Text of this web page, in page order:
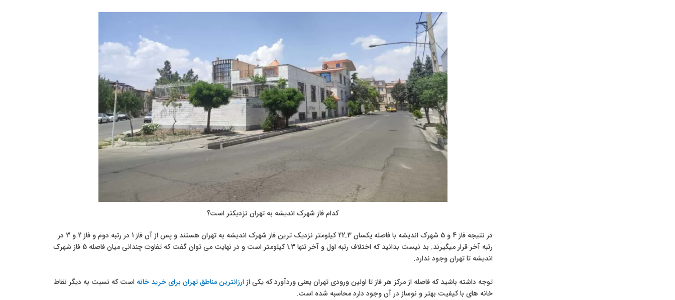
کدام فاز شهرک اندیشه به تهران نزدیکتر است؟
در نتیجه فاز 4 و 5 شهرک اندیشه با فاصله یکسان 22.3 کیلومتر نزدیک ترین فاز شهرک اندیشه به تهران هستند و پس از آن فاز 1 در رتبه دوم و فاز 2 و 3 در
رتبه آخر قرار میگیرند. بد نیست بدانید که اختلاف رتبه اول و آخر تنها 1.3 کیلومتر است و در نهایت می توان گفت که تفاوت چندانی میان فاصله 5 فاز شهرک
اندیشه تا تهران وجود ندارد.
توجه داشته باشید که فاصله از مرکز هر فاز تا اولین ورودی تهران یعنی وردآورد که یکی از ارزانترین مناطق تهران برای خرید خانه است که نسبت به دیگر نقاط
خانه های با کیفیت بهتر و نوساز در آن وجود دارد محاسبه شده است.